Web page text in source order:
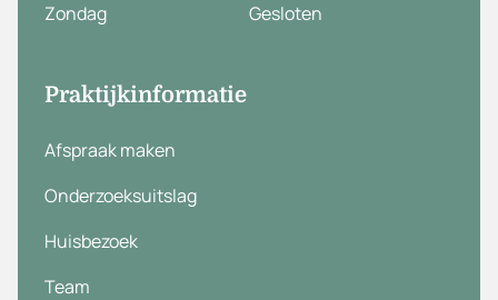
Zondag
Gesloten
Praktijkinformatie
Afspraak maken
Onderzoeksuitslag
Huisbezoek
Team